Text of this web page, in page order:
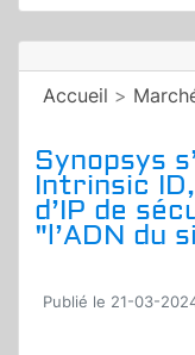
Accueil >
Synopsys
Intrinsic
d’IP de
"l’ADN du
Publié le 21-03-